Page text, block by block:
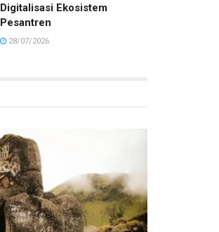
Digitalisasi Ekosistem
Pesantren
28/07/2026